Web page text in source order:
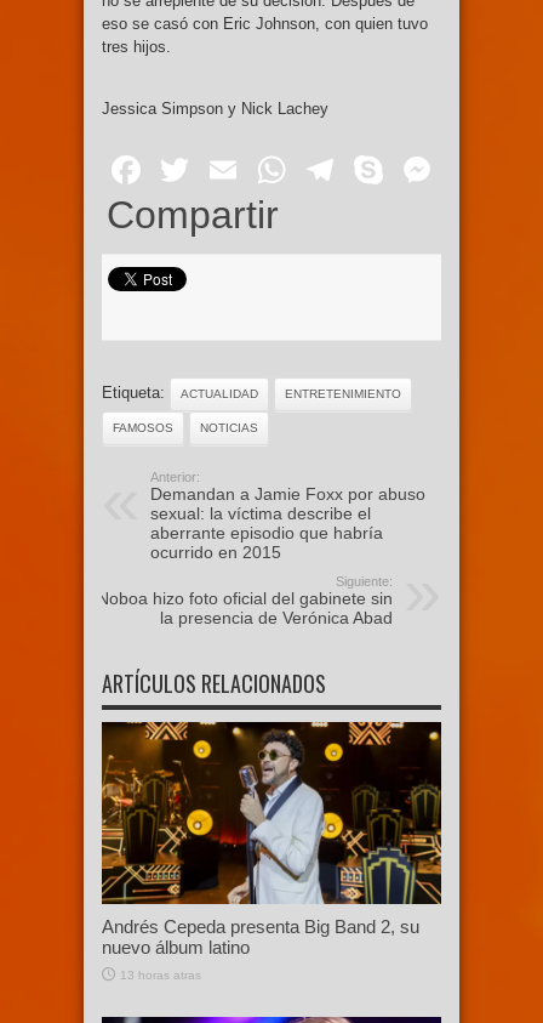
eso se casó con Eric Johnson, con quien tuvo
tres hijos.
Jessica Simpson y Nick Lachey
Facebook
Twitter
EmailWhatsApp
Telegram
Skype
Compartir
Etiqueta: ACTUALIDAD ENTRETENIMIENTO
FAMOSOS NOTICIAS
Anterior:
Demandan a Jamie Foxx por abuso
sexual: la víctima describe el
aberrante episodio que habría
ocurrido en 2015
Siguiente:
Noboa hizo foto oficial del gabinete sin
la presencia de Verónica Abad
ARTÍCULOS RELACIONADOS
Andrés Cepeda presenta Big Band 2, su
nuevo álbum latino
13 horas atras